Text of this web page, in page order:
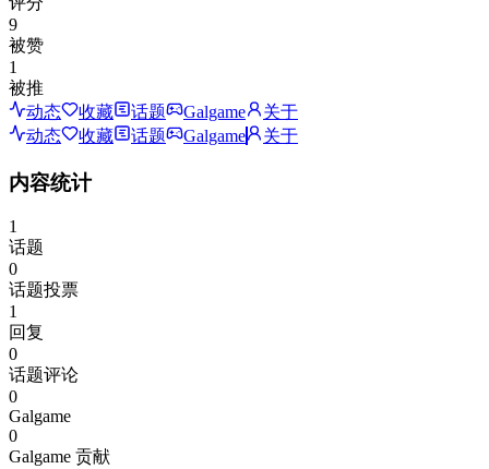
9
被赞
1
被推
动态
收藏 话题 Galgame
关于
动态
收藏 话题 Galgame 关于
内容统计
1
话题
0
话题投票
1
回复
0
话题评论
0
Galgame
0
Galgame 贡献